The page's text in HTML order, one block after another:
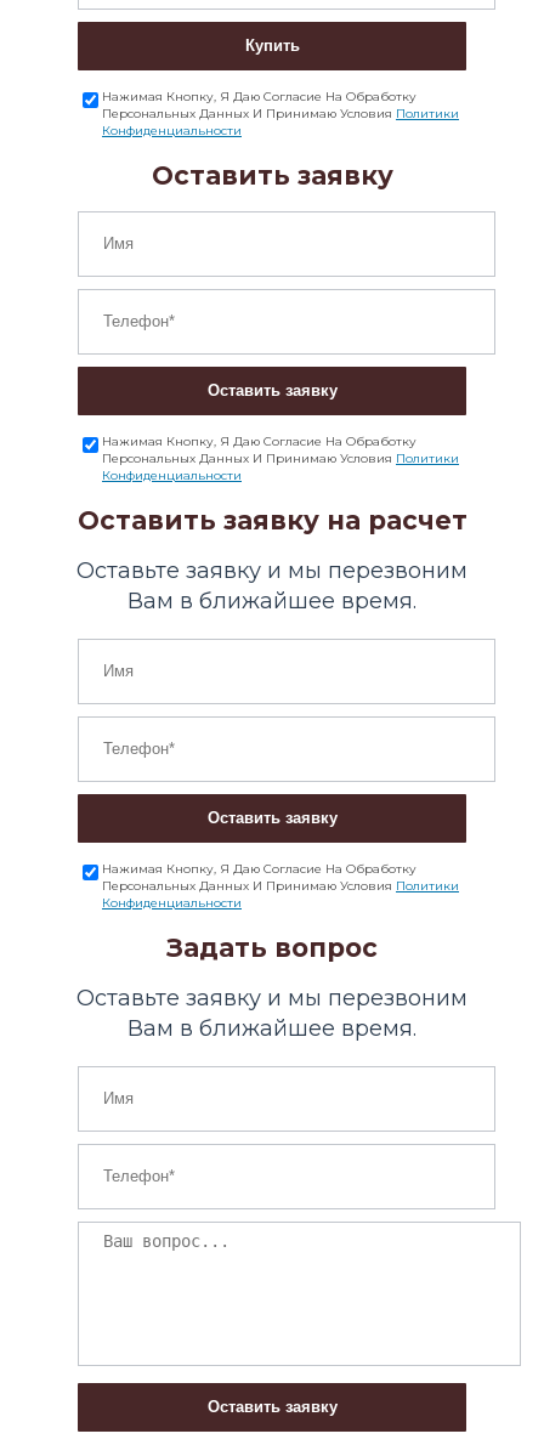
Купить
Нажимая Кнопку, Я Даю Согласие На Обработку
Персональных Данных И Принимаю Условия Политики
Конфиденциальности
Оставить заявку
Оставить заявку
Нажимая Кнопку, Я Даю Согласие На Обработку
Персональных Данных И Принимаю Условия Политики
Конфиденциальности
Оставить заявку на расчет
Оставьте заявку и мы перезвоним
Вам в ближайшее время.
Оставить заявку
Нажимая Кнопку, Я Даю Согласие На Обработку
Персональных Данных И Принимаю Условия Политики
Конфиденциальности
Задать вопрос
Оставьте заявку и мы перезвоним
Вам в ближайшее время.
Оставить заявку